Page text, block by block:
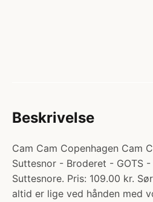
Beskrivelse
Cam Cam Copenhagen Cam
Suttesnor - Broderet - GOTS
Suttesnore. Pris: 109.00 kr.
altid er lige ved hånden med